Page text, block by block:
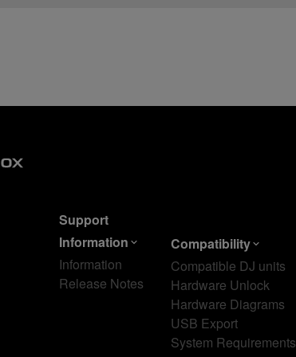
Support
Information
Information
Release Notes
Compatibility
Compatible DJ units
Hardware Unlock
Hardware Diagrams
USB Export
System Requirements